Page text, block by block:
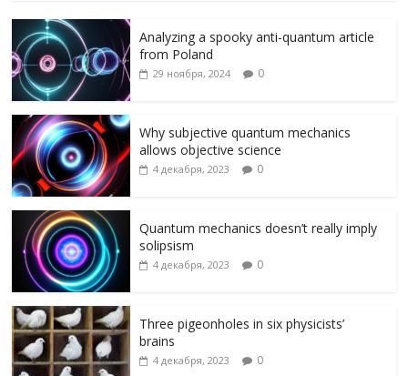
e
b
o
o
k
itt
er gr
a
R
u
n
o
kl
s
ni
р
и
т
Analyzing a spooky anti-quantum article
from Poland
29 ноября, 2024 0
Why subjective quantum mechanics
allows objective science
4 декабря, 2023 0
Quantum mechanics doesn’t really imply
solipsism
4 декабря, 2023 0
Three pigeonholes in six physicists’
brains
4 декабря, 2023 0